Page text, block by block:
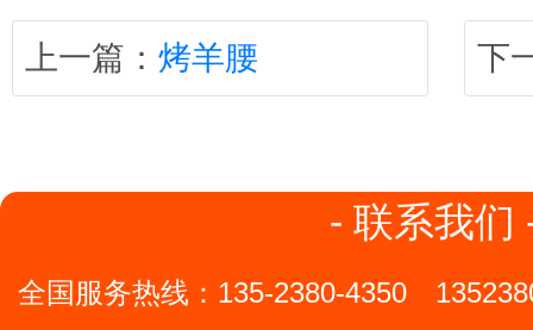
上一篇： 烤羊腰 下
- 联系我们
全国服务热线： 135-2380-4350